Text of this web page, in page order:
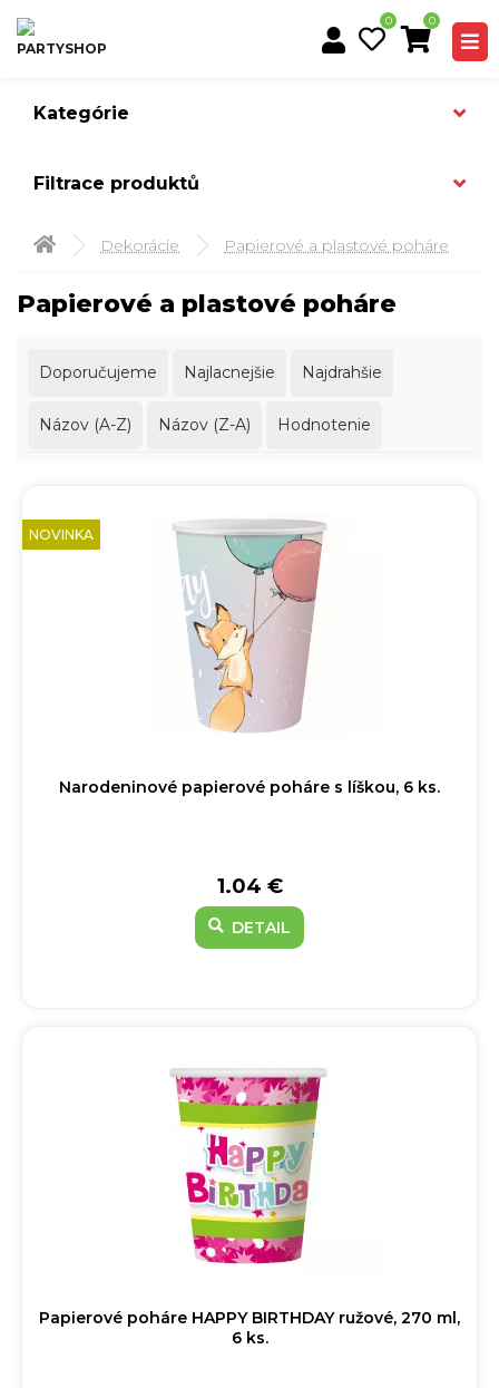
0 0
Kategórie
Filtrace produktů
Dekorácie Papierové a plastové poháre
Papierové a plastové poháre
Doporučujeme Najlacnejšie Najdrahšie
Názov (A-Z) Názov (Z-A) Hodnotenie
NOVINKA
Narodeninové papierové poháre s líškou, 6 ks.
1.04 €
DETAIL
Papierové poháre HAPPY BIRTHDAY ružové, 270 ml,
6 ks.